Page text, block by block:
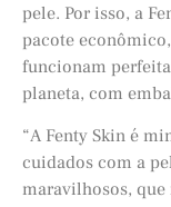
pele. Por isso, a
pacote
funcionam
planeta, com
“A Fenty Skin é
cuidados com a
maravilhosos, que